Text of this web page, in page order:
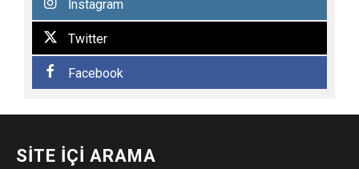
İnstagram
Twitter
Facebook
SITE İÇI ARAMA